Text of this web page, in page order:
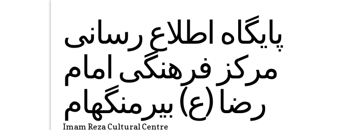
پایگاه اطلاع رسانی
مرکز فرهنگی امام
رضا (ع) بیرمنگهام
Imam Reza Cultural Centre